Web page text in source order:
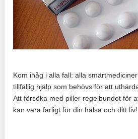
Kom ihåg i alla fall: alla
tillfällig hjälp som behövs för att
Att försöka med piller regelbundet för
kan vara farligt för din hälsa och ditt liv!